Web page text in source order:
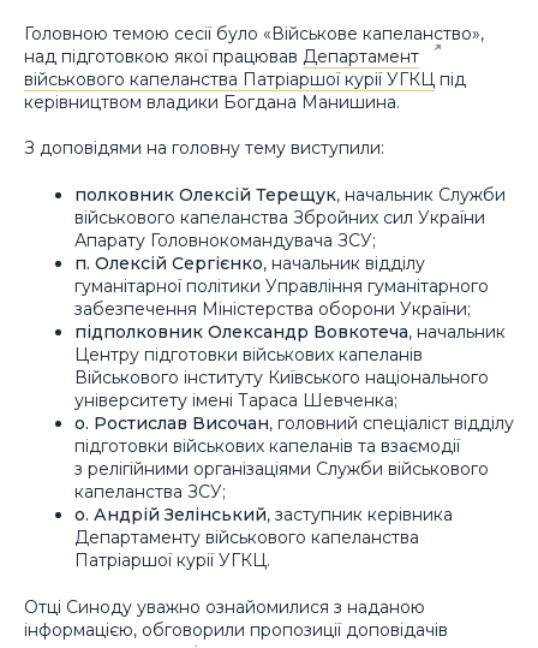
Головною темою сесії було «Військове капеланство»,
над підготовкою якої працював Департамент
військового капеланства Патріаршої курії УГКЦ під
керівництвом владики Богдана Манишина.
З доповідями на головну тему виступили:
полковник Олексій Терещук, начальник Служби
військового капеланства Збройних сил України
Апарату Головнокомандувача ЗСУ;
п. Олексій Сергієнко, начальник відділу
гуманітарної політики Управління гуманітарного
забезпечення Міністерства оборони України;
підполковник Олександр Вовкотеча, начальник
Центру підготовки військових капеланів
Військового інституту Київського національного
університету імені Тараса Шевченка;
о. Ростислав Височан, головний спеціаліст відділу
підготовки військових капеланів та взаємодії
з релігійними організаціями Служби військового
капеланства ЗСУ;
о. Андрій Зелінський, заступник керівника
Департаменту військового капеланства
Патріаршої курії УГКЦ.
Отці Синоду уважно ознайомилися з наданою
інформацією, обговорили пропозиції доповідачів